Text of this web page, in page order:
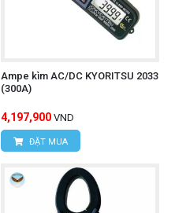
Ampe kìm AC/DC KYORITSU 2033
(300A)
4,197,900 VND
ĐẶT MUA